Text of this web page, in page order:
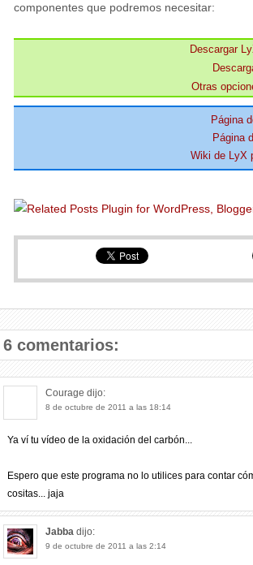
componentes que podremos necesitar:
Descargar
Otras
Página
Página
Wiki de LyX
6 comentarios:
Courage dijo:
8 de octubre de 2011 a las 18:14
Ya ví tu vídeo de la oxidación del carbón...
Espero que este programa no lo utilices para contar
cositas... jaja
Jabba dijo:
9 de octubre de 2011 a las 2:14